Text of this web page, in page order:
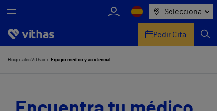
Selecciona
Nosotros
Servicios de salud
Pedir Cita
Hospitales Vithas Equipo médico y asistencial